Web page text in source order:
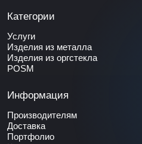
Категории
Услуги
Изделия из металла
Изделия из оргстекла
POSM
Информация
Производителям
Доставка
Портфолио